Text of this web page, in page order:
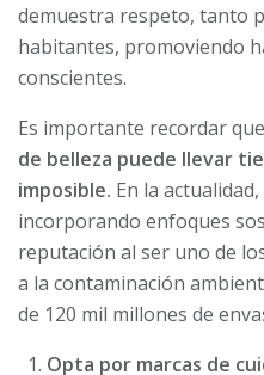
demuestra respeto, tanto
habitantes, promoviendo
conscientes.
Es importante recordar
de belleza puede llevar
imposible. En la
incorporando enfoques
reputación al ser uno de
a la contaminación
de 120 mil millones de
Opta por marcas de